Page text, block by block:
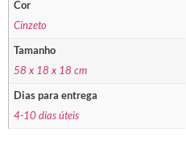
Cor
Cinzeto
Tamanho
58 x 18 x 18 cm
Dias para entrega
4-10 dias úteis